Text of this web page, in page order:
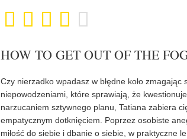
HOW TO GET OUT OF THE
Czy nierzadko wpadasz w błędne koło
niepowodzeniami, które sprawiają, że
narzucaniem sztywnego planu, Tatiana zabiera
empatycznym dotknięciem. Poprzez osobiste
miłość do siebie i dbanie o siebie, w praktyczne